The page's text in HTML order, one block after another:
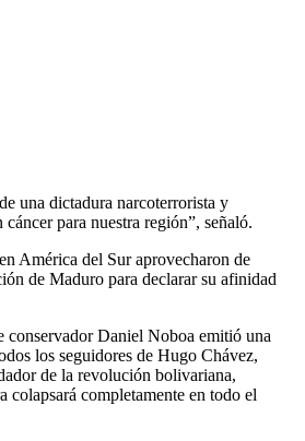
una dictadura narcoterrorista y
para nuestra región”, señaló.
América del Sur aprovecharon de
de Maduro para declarar su afinidad
conservador Daniel Noboa emitió una
los seguidores de Hugo Chávez,
de la revolución bolivariana,
colapsará completamente en todo el